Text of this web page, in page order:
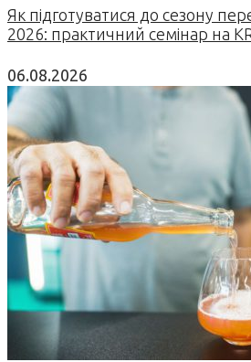
Як підготуватися до сезону
2026: практичний семінар на
06.08.2026